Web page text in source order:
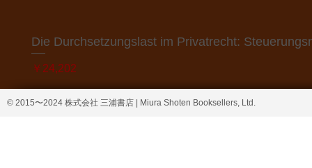
Die Durchsetzungslast im Privatrecht:
価格
￥24,202
© 2015〜2024 株式会社 三浦書店 | Miura Shoten Booksellers, Ltd.